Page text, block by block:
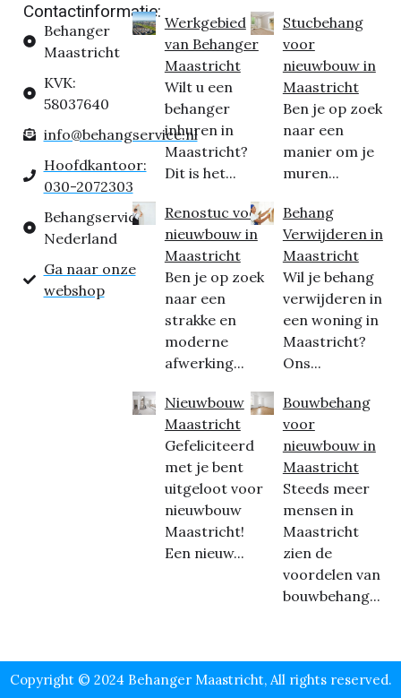
Contactinformatie:
Behanger
Maastricht
KVK:
58037640
info@behangservice.nl
Hoofdkantoor:
030-2072303
Behangservice
Nederland
Ga naar onze
webshop
Werkgebied
van Behanger
Maastricht
Wilt u een
behanger
inhuren in
Maastricht?
Dit is het...
Renostuc voor
nieuwbouw in
Maastricht
Ben je op zoek
naar een
strakke en
moderne
afwerking...
Nieuwbouw
Maastricht
Gefeliciteerd
met je bent
uitgeloot voor
nieuwbouw
Maastricht!
Een nieuw...
Stucbehang
voor
nieuwbouw in
Maastricht
Ben je op zoek
naar een
manier om je
muren...
Behang
Verwijderen in
Maastricht
Wil je behang
verwijderen in
een woning in
Maastricht?
Ons...
Bouwbehang
voor
nieuwbouw in
Maastricht
Steeds meer
mensen in
Maastricht
zien de
voordelen van
bouwbehang...
Copyright © 2024 Behanger Maastricht, All rights reserved.